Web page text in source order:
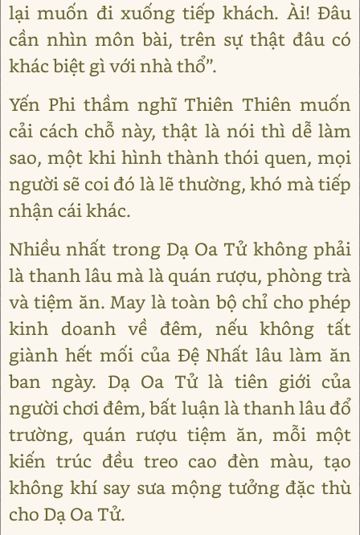
lại muốn đi xuống tiếp khách. Ài! Đâu
cần nhìn môn bài, trên sự thật đâu có
khác biệt gì với nhà thổ”.
Yến Phi thầm nghĩ Thiên Thiên muốn
cải cách chỗ này, thật là nói thì dễ làm
sao, một khi hình thành thói quen, mọi
người sẽ coi đó là lẽ thường, khó mà tiếp
nhận cái khác.
Nhiều nhất trong Dạ Oa Tử không phải
là thanh lâu mà là quán rượu, phòng trà
và tiệm ăn. May là toàn bộ chỉ cho phép
kinh doanh về đêm, nếu không tất
giành hết mối của Đệ Nhất lâu làm ăn
ban ngày. Dạ Oa Tử là tiên giới của
người chơi đêm, bất luận là thanh lâu đổ
trường, quán rượu tiệm ăn, mỗi một
kiến trúc đều treo cao đèn màu, tạo
không khí say sưa mộng tưởng đặc thù
cho Dạ Oa Tử.